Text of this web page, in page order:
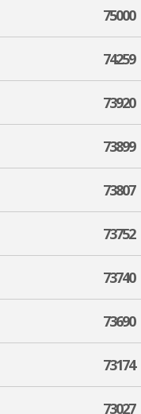
75000
74259
73920
73899
73807
73752
73740
73690
73174
73027